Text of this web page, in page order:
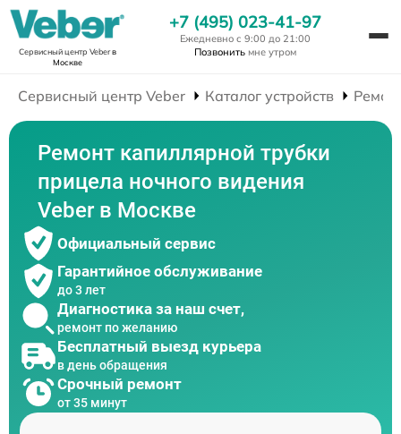
Сервисный центр Veberв
Москве
+7 (495) 023-41-97
Ежедневно с 9:00 до 21:00
Позвонить мне утром
Сервисный центр Veber Каталог устройств
Ремонт капиллярной трубки
прицела ночного видения
Veber в Москве
Официальный сервис
Гарантийное обслуживание
до 3 лет
Диагностика за наш счет,
ремонт по желанию
Бесплатный выезд курьера
в день обращения
Срочный ремонт
от 35 минут